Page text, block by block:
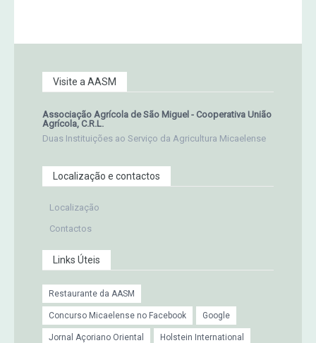
Visite a AASM
Associação Agrícola de São Miguel - Cooperativa União
Agrícola, C.R.L.
Duas Instituições ao Serviço da Agricultura Micaelense
Localização e contactos
Localização
Contactos
Links Úteis
Restaurante da AASM
Concurso Micaelense no Facebook Google
Jornal Açoriano Oriental Holstein International